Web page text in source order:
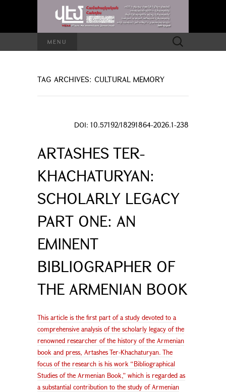
MENU
Search
for:
TAG ARCHIVES: CULTURAL MEMORY
DOI: 10.57192/18291864-2026.1-238
ARTASHES TER-
KHACHATURYAN:
SCHOLARLY LEGACY
PART ONE: AN
EMINENT
BIBLIOGRAPHER OF
THE ARMENIAN BOOK
This article is the first part of a study devoted to a
comprehensive analysis of the scholarly legacy of the
renowned researcher of the history of the Armenian
book and press, Artashes Ter-Khachaturyan. The
focus of the research is his work “Bibliographical
Studies of the Armenian Book,” which is regarded as
a substantial contribution to the study of Armenian